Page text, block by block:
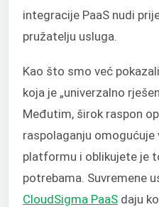
integracije PaaS nudi
pružatelju usluga.
Kao što smo već
koja je „univerzalno
Međutim, širok raspon
raspolaganju
platformu i oblikujete je
potrebama. Suvremene
CloudSigma PaaS daju